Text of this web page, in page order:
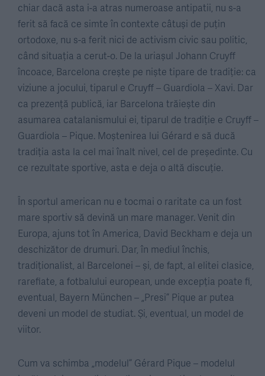
chiar dacă asta i-a atras numeroase antipatii, nu s-a
ferit să facă ce simte în contexte câtuși de puțin
ortodoxe, nu s-a ferit nici de activism civic sau politic,
când situația a cerut-o. De la uriașul Johann Cruyff
încoace, Barcelona crește pe niște tipare de tradiție: ca
viziune a jocului, tiparul e Cruyff – Guardiola – Xavi. Dar
ca prezență publică, iar Barcelona trăiește din
asumarea catalanismului ei, tiparul de tradiție e Cruyff –
Guardiola – Pique. Moștenirea lui Gérard e să ducă
tradiția asta la cel mai înalt nivel, cel de președinte. Cu
ce rezultate sportive, asta e deja o altă discuție.
În sportul american nu e tocmai o raritate ca un fost
mare sportiv să devină un mare manager. Venit din
Europa, ajuns tot în America, David Beckham e deja un
deschizător de drumuri. Dar, în mediul închis,
tradiționalist, al Barcelonei – și, de fapt, al elitei clasice,
rarefiate, a fotbalului european, unde excepția poate fi,
eventual, Bayern München – „Presi” Pique ar putea
deveni un model de studiat. Și, eventual, un model de
viitor.
Cum va schimba „modelul” Gérard Pique – modelul